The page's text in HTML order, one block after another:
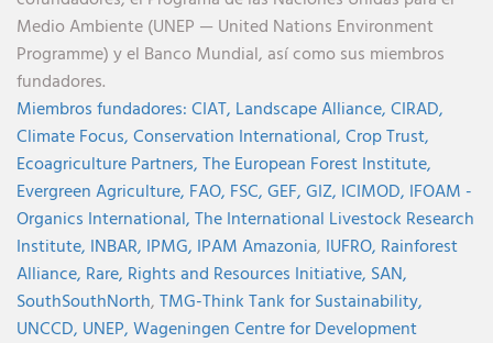
Medio Ambiente (UNEP — United Nations Environment
Programme) y el Banco Mundial, así como sus miembros
fundadores.
Miembros fundadores:CIAT, Landscape Alliance,CIRAD,
Climate Focus,Conservation International,Crop Trust,
Ecoagriculture Partners,The European Forest Institute,
Evergreen Agriculture, FAO, FSC,GEF,GIZ, ICIMOD, IFOAM -
Organics International,The International Livestock Research
Institute, INBAR, IPMG, IPAM Amazonia, IUFRO, Rainforest
Alliance, Rare, Rights and Resources Initiative, SAN,
SouthSouthNorth,TMG-Think Tank for Sustainability,
UNCCD, UNEP,Wageningen Centre for Development